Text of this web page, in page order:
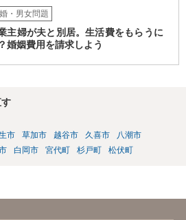
・男女問題
主婦が夫と別居。生活費をもらうに
婚姻費用を請求しよう
市 草加市 越谷市 久喜市
八潮市
白岡市 宮代町 杉戸町 松伏町